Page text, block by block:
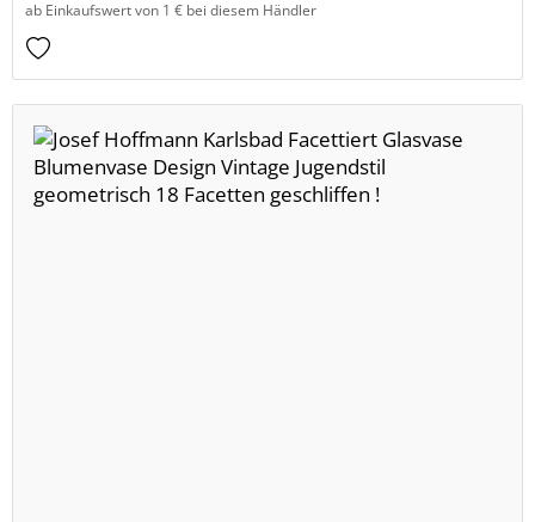
ab Einkaufswert von 1 € bei diesem Händler